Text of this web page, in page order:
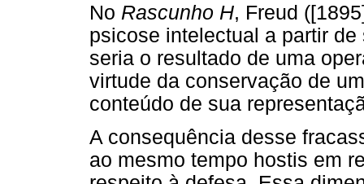
No Rascunho H, Freud
psicose intelectual a partir
seria o resultado de uma
virtude da conservação de
conteúdo de sua
A consequência desse
ao mesmo tempo hostis em